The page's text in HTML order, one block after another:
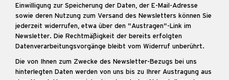
Einwilligung zur Speicherung der Daten, der E-Mail-Adresse
sowie deren Nutzung zum Versand des Newsletters können Sie
jederzeit widerrufen, etwa über den "Austragen"-Link im
Newsletter. Die Rechtmäßigkeit der bereits erfolgten
Datenverarbeitungsvorgänge bleibt vom Widerruf unberührt.
Die von Ihnen zum Zwecke des Newsletter-Bezugs bei uns
hinterlegten Daten werden von uns bis zu Ihrer Austragung aus